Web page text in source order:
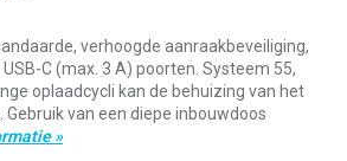
verhoogde aanraakbeveiliging,
C (max. 3 A) poorten. Systeem 55,
oplaadcycli kan de behuizing van het
van een diepe inbouwdoos
»